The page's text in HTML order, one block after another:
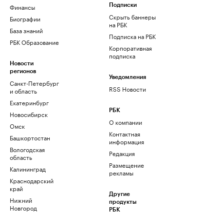
Финансы
Биографии
База знаний
РБК Образование
Новости
регионов
Санкт-Петербург
и область
Екатеринбург
Новосибирск
Омск
Башкортостан
Вологодская
область
Калининград
Краснодарский
край
Нижний
Новгород
Подписки
Скрыть баннеры
на РБК
Подписка на РБК
Корпоративная
подписка
Уведомления
RSS Новости
РБК
О компании
Контактная
информация
Редакция
Размещение
рекламы
Другие
продукты
РБК